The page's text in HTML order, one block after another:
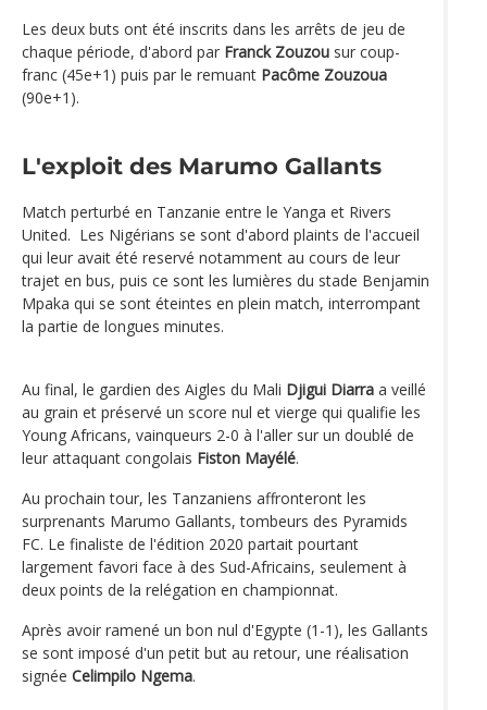
Les deux buts ont été inscrits dans les arrêts de jeu de
chaque période, d'abord par Franck Zouzou sur coup-
franc (45e+1) puis par le remuant Pacôme Zouzoua
(90e+1).
L'exploit des Marumo Gallants
Match perturbé en Tanzanie entre le Yanga et Rivers
United. Les Nigérians se sont d'abord plaints de l'accueil
qui leur avait été reservé notamment au cours de leur
trajet en bus, puis ce sont les lumières du stade Benjamin
Mpaka qui se sont éteintes en plein match, interrompant
la partie de longues minutes.
Au final, le gardien des Aigles du Mali Djigui Diarra a veillé
au grain et préservé un score nul et vierge qui qualifie les
Young Africans, vainqueurs 2-0 à l'aller sur un doublé de
leur attaquant congolais Fiston Mayélé.
Au prochain tour, les Tanzaniens affronteront les
surprenants Marumo Gallants, tombeurs des Pyramids
FC. Le finaliste de l'édition 2020 partait pourtant
largement favori face à des Sud-Africains, seulement à
deux points de la relégation en championnat.
Après avoir ramené un bon nul d'Egypte (1-1), les Gallants
se sont imposé d'un petit but au retour, une réalisation
signée Celimpilo Ngema.